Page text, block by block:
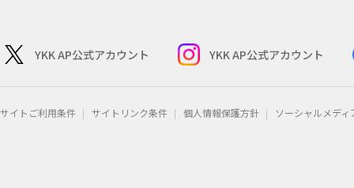
YKK AP公式アカウント YKK AP公式アカウント
サイトご利用条件 サイトリンク条件 個人情報保護方針 ソーシャルメデ